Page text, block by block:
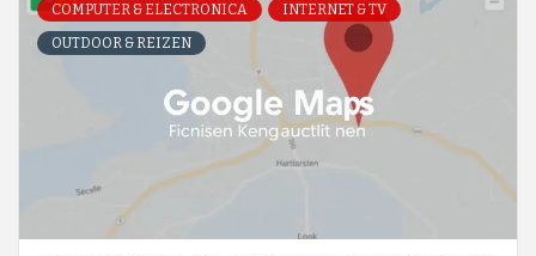
COMPUTER & ELECTRONICA
INTERNET & TV
OUTDOOR & REIZEN